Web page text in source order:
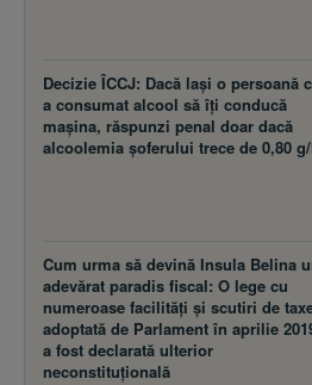
Decizie ÎCCJ: Dacă laşi o persoană
a consumat alcool să îţi conducă
maşina, răspunzi penal doar dacă
alcoolemia şoferului trece de 0,80
Cum urma să devină Insula Belina
adevărat paradis fiscal: O lege cu
numeroase facilităţi şi scutiri de
adoptată de Parlament în aprilie
a fost declarată ulterior
neconstituţională